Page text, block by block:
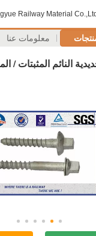
Railway Material Co.,Ltd.
معلومات عنا
النائم المثبتات /